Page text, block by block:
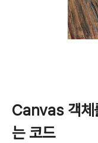
Canvas 객체
는 코드